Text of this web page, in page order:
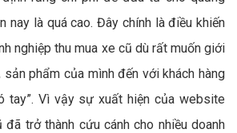
nay là quá cao. Đây chính là điều khiến
nghiệp thu mua xe cũ dù rất muốn giới
sản phẩm của mình đến với khách hàng
tay”. Vì vậy sự xuất hiện của website
đã trở thành cứu cánh cho nhiều doanh